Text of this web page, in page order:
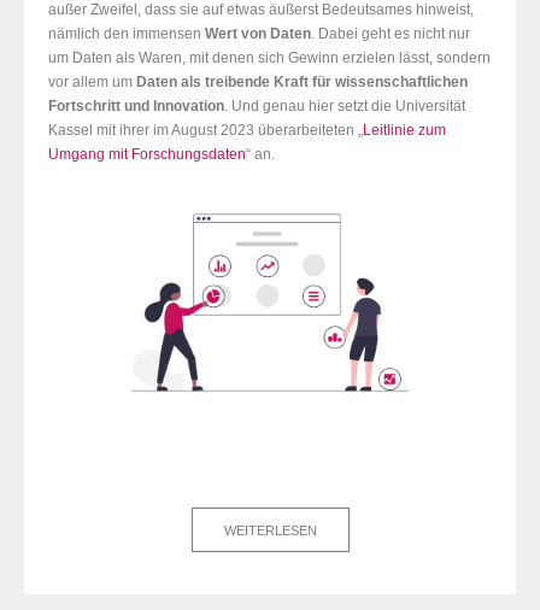
außer Zweifel, dass sie auf etwas äußerst Bedeutsames hinweist,
nämlich den immensen Wert von Daten. Dabei geht es nicht nur
um Daten als Waren, mit denen sich Gewinn erzielen lässt, sondern
vor allem um Daten als treibende Kraft für wissenschaftlichen
Fortschritt und Innovation. Und genau hier setzt die Universität
Kassel mit ihrer im August 2023 überarbeiteten „Leitlinie zum
Umgang mit Forschungsdaten“ an.
WEITERLESEN